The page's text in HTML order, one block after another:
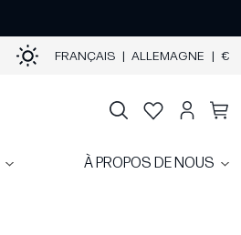
FRANÇAIS | ALLEMAGNE | €
À PROPOS DE NOUS